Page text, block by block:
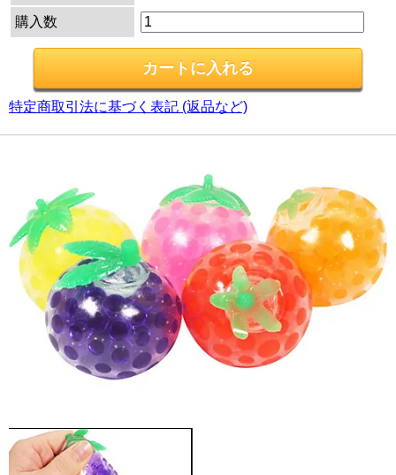
購入数
特定商取引法に基づく表記 (返品など)